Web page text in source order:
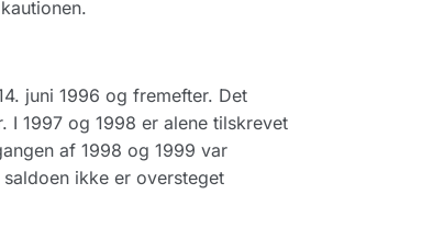
juni 1996 og fremefter. Det
1997 og 1998 er alene tilskrevet
af 1998 og 1999 var
ikke er oversteget